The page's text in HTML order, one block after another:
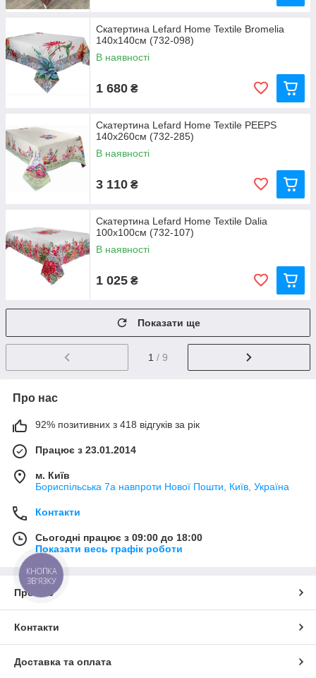
Скатертина Lefard Home Textile Bromelia
140x140см (732-098)
В наявності
1 680 ₴
Скатертина Lefard Home Textile PEEPS
140x260см (732-285)
В наявності
3 110 ₴
Скатертина Lefard Home Textile Dalia
100х100см (732-107)
В наявності
1 025 ₴
Показати ще
1 / 9
Про нас
92% позитивних з 418 відгуків за рік
Працює з 23.01.2014
м. Київ
Бориспільська 7а навпроти Нової Пошти, Київ, Україна
Контакти
Сьогодні працює з 09:00 до 18:00
Показати весь графік роботи
Про нас
Контакти
Доставка та оплата
КНОПКА
ЗВ'ЯЗКУ